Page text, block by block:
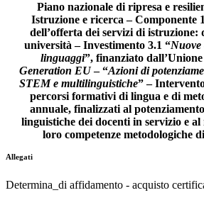
Piano nazionale di ripresa e
Istruzione e ricerca – Componente
dell’offerta dei servizi di istruzione:
università – Investimento 3.1 “Nuove
linguaggi”, finanziato
Generation EU– “Azioni di
STEM e multilinguistiche” –
percorsi formativi di lingua e di
annuale, finalizzati al
linguistiche dei docenti in servizio e
loro competenze metodologiche
Allegati
Determina_di affidamento - acquisto